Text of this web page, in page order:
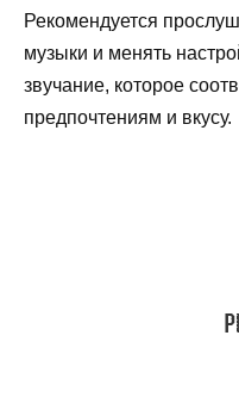
Рекомендуется
музыки и менять
звучание, которое
предпочтениям и вкусу.